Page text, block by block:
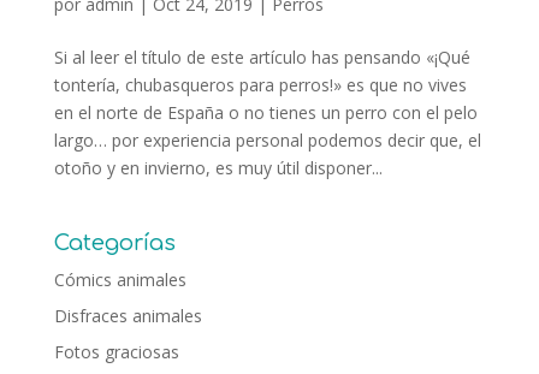
Si al leer el título de este artículo has pensando «¡Qué
tontería, chubasqueros para perros!» es que no vives
en el norte de España o no tienes un perro con el pelo
largo… por experiencia personal podemos decir que, el
otoño y en invierno, es muy útil disponer...
Categorías
Cómics animales
Disfraces animales
Fotos graciosas